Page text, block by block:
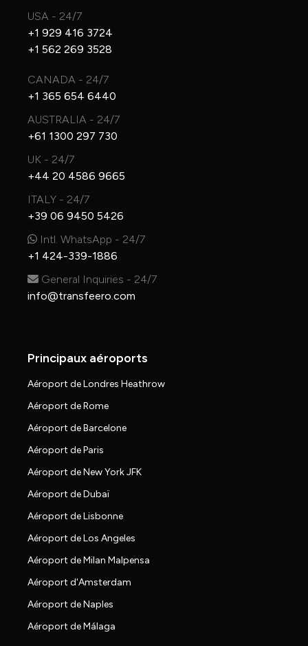
USA - 24/7
+1 929 416 3724
+1 562 269 3528
CANADA - 24/7
+1 365 654 6440
AUSTRALIA - 24/7
+61 1300 297 730
UK - 24/7
+44 20 4586 9665
ITALY - 24/7
+39 06 9450 5426
Intl. WhatsApp - 24/7
+1 424-339-1886
General Inquiries - 24/7
info@transfeero.com
Principaux aéroports
Aéroport de Londres Heathrow
Aéroport de Rome
Aéroport de Barcelone
Aéroport de Paris
Aéroport de New York JFK
Aéroport de Dubaï
Aéroport de Lisbonne
Aéroport de Los Angeles
Aéroport de Milan Malpensa
Aéroport d'Amsterdam
Aéroport de Naples
Aéroport de Málaga